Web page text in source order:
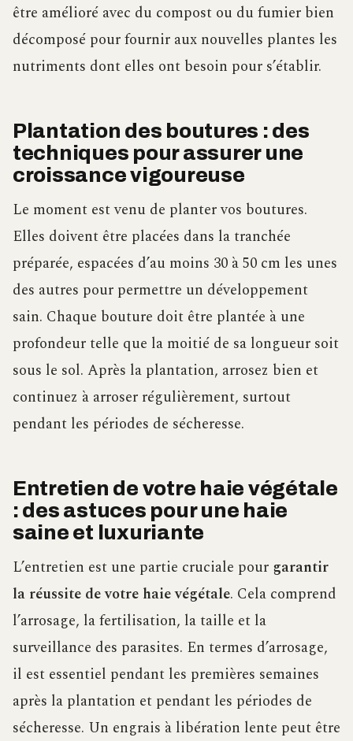
être amélioré avec du compost ou du fumier bien
décomposé pour fournir aux nouvelles plantes les
nutriments dont elles ont besoin pour s’établir.
Plantation des boutures : des
techniques pour assurer une
croissance vigoureuse
Le moment est venu de planter vos boutures.
Elles doivent être placées dans la tranchée
préparée, espacées d’au moins 30 à 50 cm les unes
des autres pour permettre un développement
sain. Chaque bouture doit être plantée à une
profondeur telle que la moitié de sa longueur soit
sous le sol. Après la plantation, arrosez bien et
continuez à arroser régulièrement, surtout
pendant les périodes de sécheresse.
Entretien de votre haie végétale
: des astuces pour une haie
saine et luxuriante
L’entretien est une partie cruciale pour garantir
la réussite de votre haie végétale. Cela comprend
l’arrosage, la fertilisation, la taille et la
surveillance des parasites. En termes d’arrosage,
il est essentiel pendant les premières semaines
après la plantation et pendant les périodes de
sécheresse. Un engrais à libération lente peut être